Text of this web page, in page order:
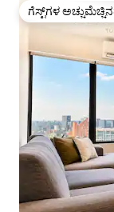
ಗೆಸ್ಟ್‌ಗಳ
ಗೆಸ್ಟ್‌ಗಳ